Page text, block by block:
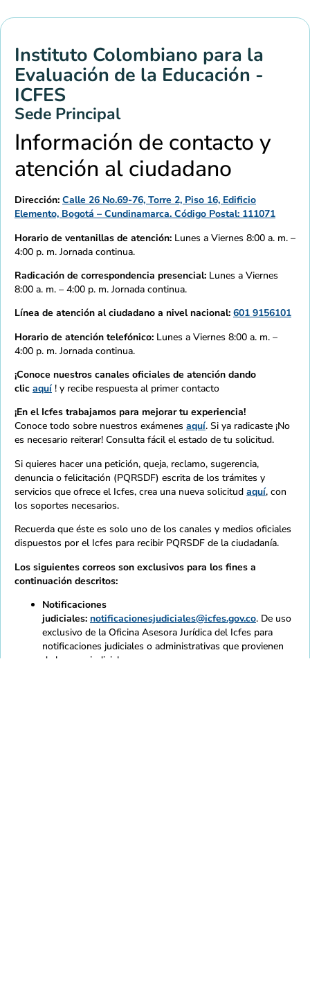
Instituto Colombiano para la
Evaluación de la Educación -
ICFES
Sede Principal
Información de contacto y
atención al ciudadano
Dirección: Calle 26 No.69-76, Torre 2, Piso 16, Edificio
Elemento, Bogotá – Cundinamarca. Código Postal: 111071
Horario de ventanillas de atención: Lunes a Viernes 8:00 a. m. –
4:00 p. m. Jornada continua.
Radicación de correspondencia presencial: Lunes a Viernes
8:00 a. m. – 4:00 p. m. Jornada continua.
Línea de atención al ciudadano a nivel nacional: 601 9156101
Horario de atención telefónico: Lunes a Viernes 8:00 a. m. –
4:00 p. m. Jornada continua.
¡Conoce nuestros canales oficiales de atención dando
clic aquí ! y recibe respuesta al primer contacto
¡En el Icfes trabajamos para mejorar tu experiencia!
Conoce todo sobre nuestros exámenes aquí. Si ya radicaste ¡No
es necesario reiterar! Consulta fácil el estado de tu solicitud.
Si quieres hacer una petición, queja, reclamo, sugerencia,
denuncia o felicitación (PQRSDF) escrita de los trámites y
servicios que ofrece el Icfes, crea una nueva solicitud aquí, con
los soportes necesarios.
Recuerda que éste es solo uno de los canales y medios oficiales
dispuestos por el Icfes para recibir PQRSDF de la ciudadanía.
Los siguientes correos son exclusivos para los fines a
continuación descritos:
Notificaciones
judiciales: notificacionesjudiciales@icfes.gov.co. De uso
exclusivo de la Oficina Asesora Jurídica del Icfes para
notificaciones judiciales o administrativas que provienen
de la rama judicial.